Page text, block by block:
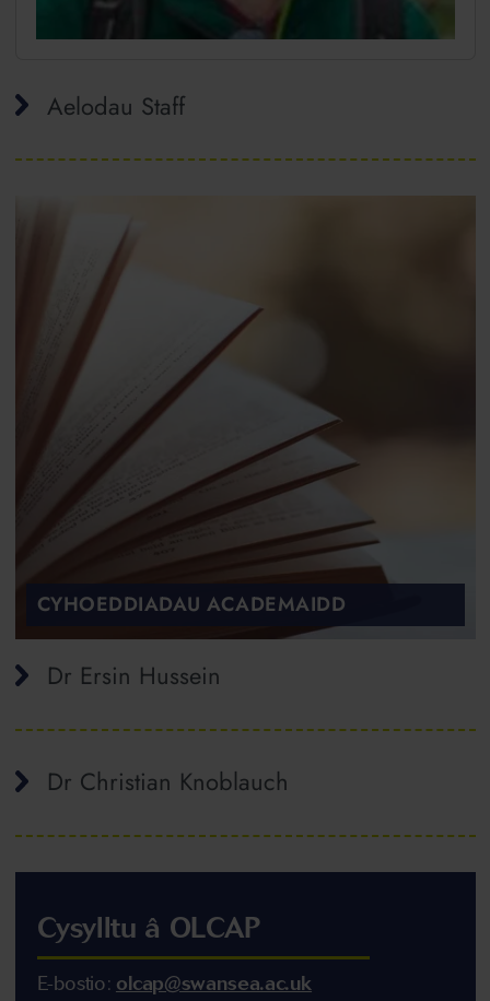
Aelodau Staff
CYHOEDDIADAU ACADEMAIDD
Dr Ersin Hussein
Dr Christian Knoblauch
Cysylltu â OLCAP
E-bostio: olcap@swansea.ac.uk